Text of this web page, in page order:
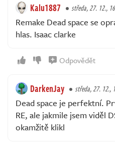
Kalu1887 středa, 27. 12.,
Remake Dead space se
hlas. Isaac clarke
Odpovědět
DarkenJay středa, 27. 12.,
Dead space je perfektní.
RE, ale jakmile jsem viděl
okamžitě klikl